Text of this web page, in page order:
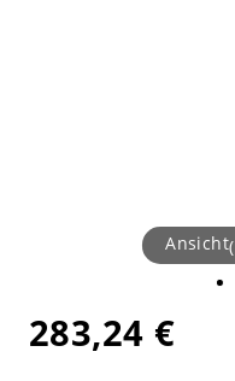
Ansicht(
283,24 €